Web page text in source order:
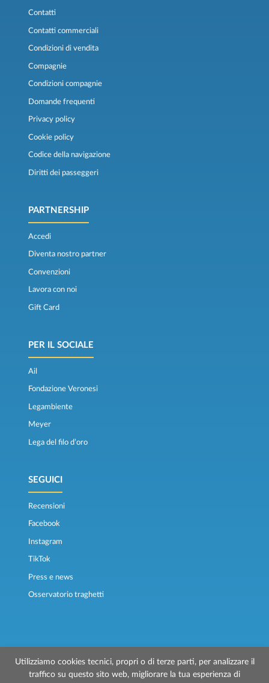
Contatti
Contatti commerciali
Condizioni di vendita
Compagnie
Condizioni compagnie
Domande frequenti
Privacy policy
Cookie policy
Codice della navigazione
Diritti dei passeggeri
PARTNERSHIP
Accedi
Diventa nostro partner
Convenzioni
Lavora con noi
Gift Card
PER IL SOCIALE
Ail
Fondazione Veronesi
Legambiente
Meyer
Lega del filo d’oro
SEGUICI
Recensioni
Facebook
Instagram
TikTok
Press e news
Osservatorio traghetti
Utilizziamo cookies tecnici, propri o di terze parti, per analizzare il
traffico su questo sito web, migliorare la tua esperienza di